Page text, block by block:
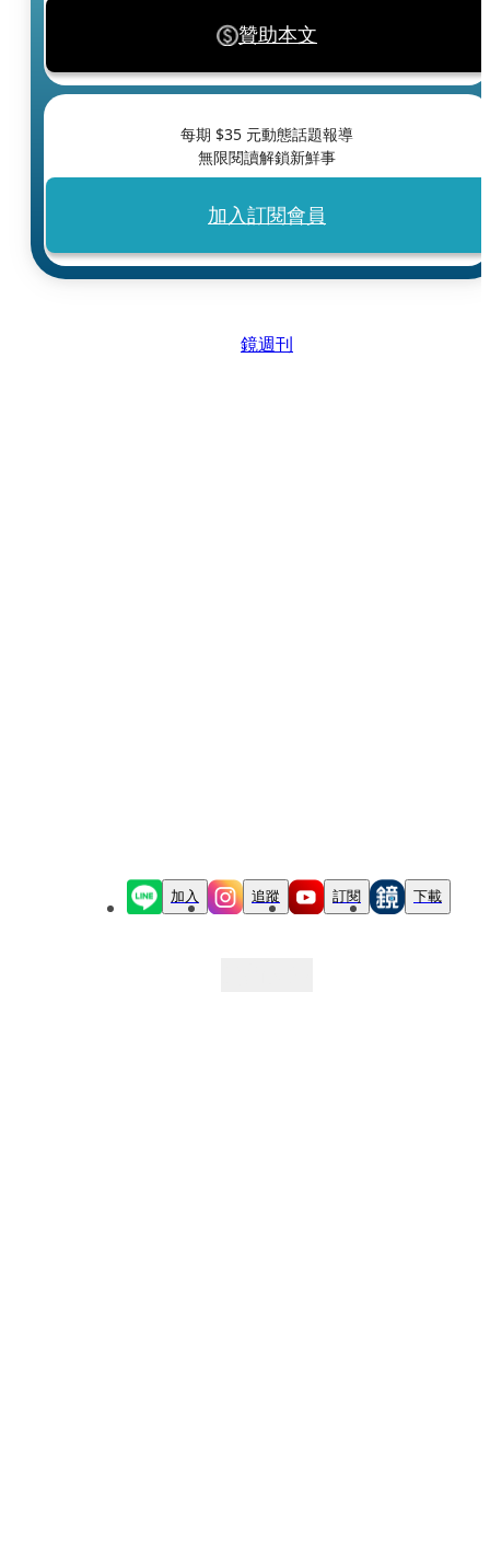
贊助本文
每期 $35 元動態話題報導
無限閱讀解鎖新鮮事
加入訂閱會員
鏡週刊
加入 追蹤 訂閱 下載